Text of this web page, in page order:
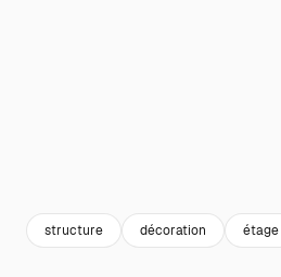
structure décoration étage